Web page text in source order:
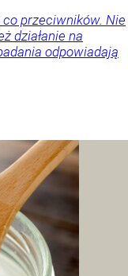
przeciwników. Nie
działanie na
odpowiadają